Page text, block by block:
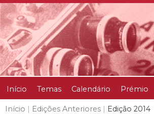
Início Temas Calendário Prémio
Início | Edições Anteriores | Edição 2014